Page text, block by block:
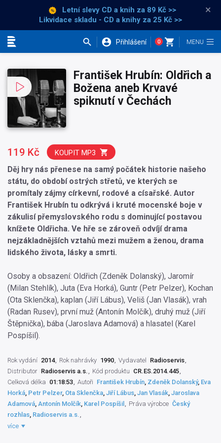
Letní slevy CD a knih za 89 Kč >>
Likvidace skladu - CD a knihy za 25 Kč >>
×
Přihlášení 0
František Hrubín: Oldřich a
Božena aneb Krvavé
spiknutí v Čechách
Děj hry nás přenese na samý počátek historie našeho
státu, do období ostrých střetů, ve kterých se
promítaly zájmy církevní, rodové a císařské. Autor
František Hrubín tu odkrývá i kruté mocenské boje v
zákulisí přemyslovského rodu s dominující postavou
knížete Oldřicha. Ve hře se zároveň odvíjí drama
nejzákladnějších vztahů mezi mužem a ženou, drama
lidského života, lásky a smrti.
Osoby a obsazení: Oldřich (Zdeněk Dolanský), Jaromír
(Milan Stehlík), Juta (Eva Horká), Guntr (Petr Pelzer), Kochan
(Ota Sklenčka), kaplan (Jiří Lábus), Veliš (Jan Vlasák), vrah
(Radan Rusev), první muž (Antonín Molčík), druhý muž (Jiří
Štěpnička), bába (Jaroslava Adamová) a hlasatel (Karel
Pospíšil).
119 Kč KOUPIT MP3
Rok vydání 2014 Rok nahrávky 1990 Vydavatel
Radioservis
Distributor Radioservis a.s. Kód produktu CR.ES.2014.445
Celková délka 01:18:53 Autoři František Hrubín, Zdeněk Dolanský, Eva
Horká, Petr Pelzer, Ota Sklenčka, Jiří Lábus, Jan Vlasák, Jaroslava
Adamová, Antonín Molčík, Karel Pospíšil Práva výrobce Český
rozhlas, Radioservis a.s.
Interpret slova
více